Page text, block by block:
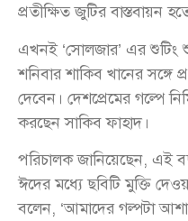
প্রতীক্ষিত জুটির বাস্তবায়ন
এখনই ‘সোলজার’ এর
শনিবার শাকিব খানের সঙ্গে
দেবেন। দেশপ্রেমের গল্পে
করছেন সাকিব ফাহাদ।
পরিচালক জানিয়েছেন, এই
ঈদের মধ্যে ছবিটি মুক্তি
বলেন, ‘আমাদের গল্পটা